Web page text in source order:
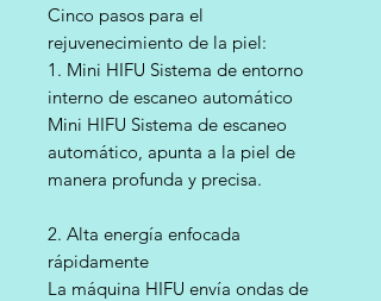
Cinco pasos para el
rejuvenecimiento de la piel:
1. Mini HIFU Sistema de entorno
interno de escaneo automático
Mini HIFU Sistema de escaneo
automático, apunta a la piel de
manera profunda y precisa.
2. Alta energía enfocada
rápidamente
La máquina HIFU envía ondas de